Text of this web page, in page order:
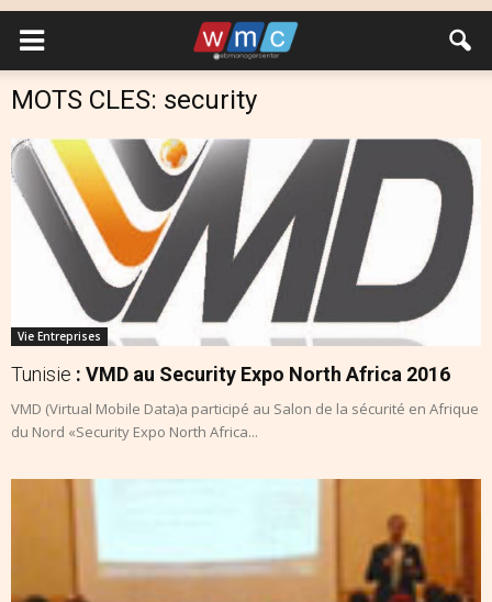
MOTS CLES: security
Vie Entreprises
Tunisie : VMD au Security Expo North Africa 2016
VMD (Virtual Mobile Data)a participé au Salon de la sécurité en Afrique
du Nord «Security Expo North Africa...